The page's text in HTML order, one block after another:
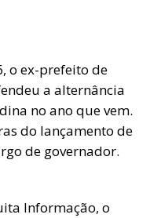
o ex-prefeito de
a alternância
no ano que vem.
do lançamento de
de governador.
Informação, o